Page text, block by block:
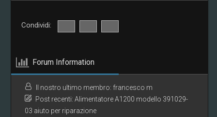
Condividi:
Forum Information
Il nostro ultimo membro: francesco m
Post recenti: Alimentatore A1200 modello 391029-
03 aiuto per riparazione